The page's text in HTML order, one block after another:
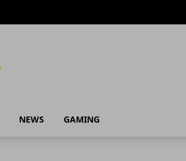
NEWS GAMING